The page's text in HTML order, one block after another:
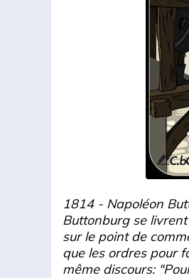
1814 - Napoléon
Buttonburg se
sur le point de
que les ordres pour
même discours: